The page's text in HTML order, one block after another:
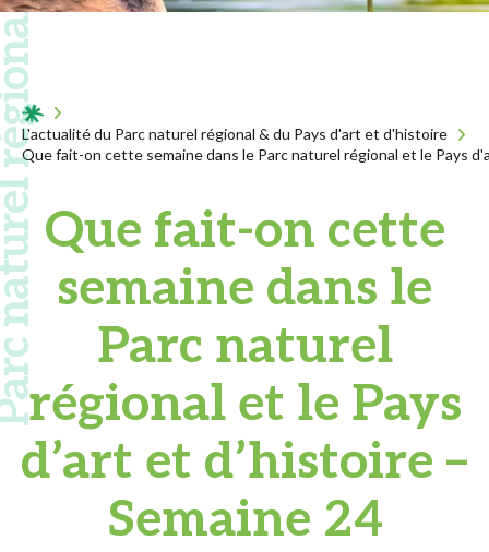
régional
Acceuil
L'actualité du Parc naturel régional & du Pays d'art et d'histoire
Que fait-on cette semaine dans le Parc naturel régional et le Pays
Que fait-on cette
semaine dans le
Parc naturel
régional et le Pays
d’art et d’histoire –
Semaine 24